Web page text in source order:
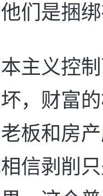
们是捆
主义控
，财富
板和房
信剥削